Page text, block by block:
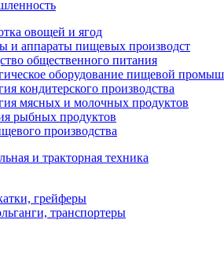
овощей и ягод
и аппараты пищевых производст
общественного питания
оборудование пищевой
кондитерского производства
мясных и молочных продуктов
рыбных продуктов
производства
и тракторная техника
грейферы
транспортеры